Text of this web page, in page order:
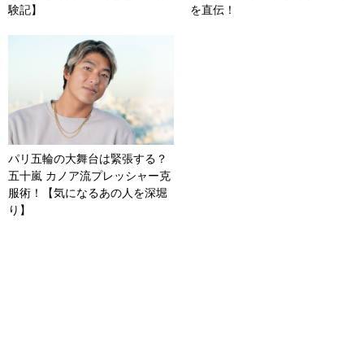
験記】
を直伝！
パリ五輪の大舞台は緊張する？
五十嵐 カノア流プレッシャー克
服術！【気になるあの人を深堀
り】